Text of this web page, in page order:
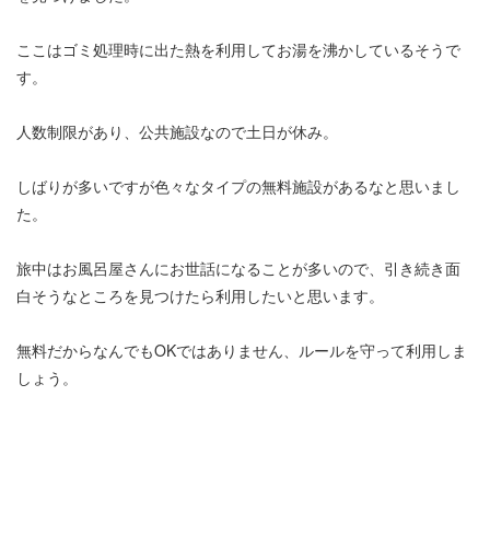
ここはゴミ処理時に出た熱を利用してお湯を沸かしているそうで
す。
人数制限があり、公共施設なので土日が休み。
しばりが多いですが色々なタイプの無料施設があるなと思いまし
た。
旅中はお風呂屋さんにお世話になることが多いので、引き続き面
白そうなところを見つけたら利用したいと思います。
無料だからなんでもOKではありません、ルールを守って利用しま
しょう。